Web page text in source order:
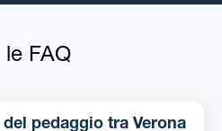
FAQ
tra Verona